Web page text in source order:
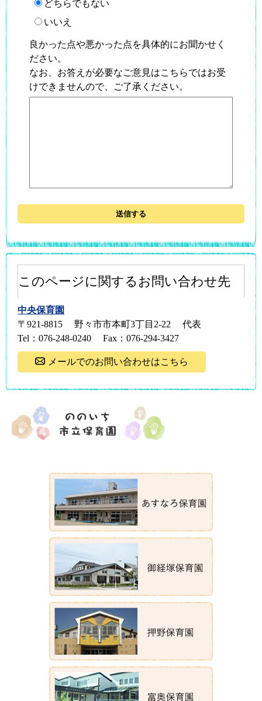
どちらでもない
いいえ
良かった点や悪かった点を具体的にお聞かせく
ださい。
なお、お答えが必要なご意見はこちらではお受
けできませんので、ご了承ください。
このページに関するお問い合わせ先
中央保育園
〒921-8815
野々市市本町3丁目2-22
代表
Tel：076-248-0240
Fax：076-294-3427
メールでのお問い合わせはこちら